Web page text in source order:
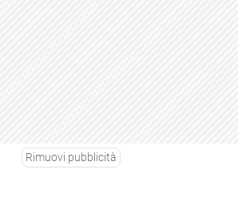
Rimuovi pubblicità